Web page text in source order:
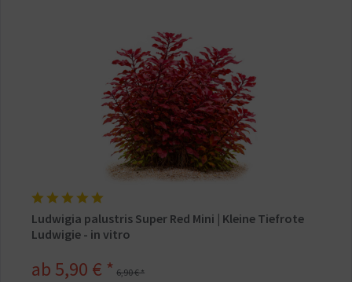
Ludwigia palustris Super Red Mini | Kleine Tiefrote
Ludwigie - in vitro
ab 5,90 € * 6,90 € *